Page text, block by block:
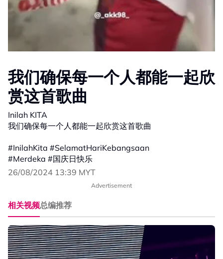
我们确保每一个人都能一起欣
赏这首歌曲
Inilah KITA
我们确保每一个人都能一起欣赏这首歌曲
#InilahKita #SelamatHariKebangsaan
#Merdeka #国庆日快乐
26/08/2024 13:39 MYT
Advertisement
相关视频总编推荐